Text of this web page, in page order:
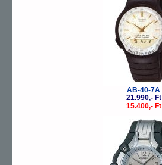
AB-40-7A
21.990,- Ft
15.400,- Ft